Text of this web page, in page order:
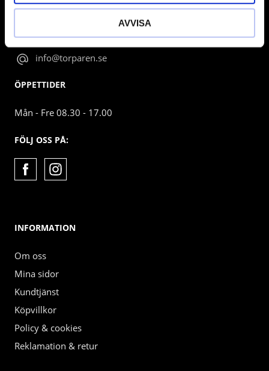
AVVISA
0410-222 22
info@torparen.se
ÖPPETTIDER
Mån - Fre 08.30 - 17.00
FÖLJ OSS PÅ:
INFORMATION
Om oss
Mina sidor
Kundtjänst
Köpvillkor
Policy & cookies
Reklamation & retur